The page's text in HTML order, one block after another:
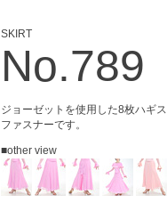
SKIRT
No.789
ジョーゼットを使用した8枚ハギ
ファスナーです。
■other view